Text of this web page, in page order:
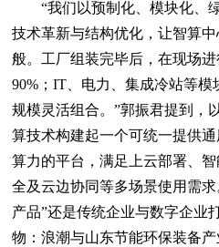
“我们以预制化、模块化、
技术革新与结构优化，让智算中
般。工厂组装完毕后，在现场
90%；IT、电力、集成冷站等模
规模灵活组合。”郭振君提到，
算技术构建起一个可统一提供
算力的平台，满足上云部署、
全及云边协同等多场景使用需
产品”还是传统企业与数字企业
物：浪潮与山东节能环保装备